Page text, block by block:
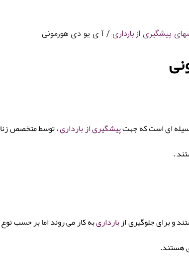
پیشگیری از بارداری / آ ی یو دی هورمونی
وسیله ای است که جهتپیشگیری از بارداری، توسط متخصص
و برای جلوگیری ازبارداریبه کار می روند اما بر حسب
هستند.